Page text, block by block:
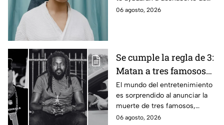
5 minutos
las bolsas de los ojos de
06 agosto, 2026
Se cumple la regla de 3:
Matan a tres famosos
en la semana del 31 de
julio al 4 de agosto del
2026
El mundo del entretenimiento
es sorprendido al anunciar la
muerte de tres famosos,
quienes les quitaron la vida,
06 agosto, 2026